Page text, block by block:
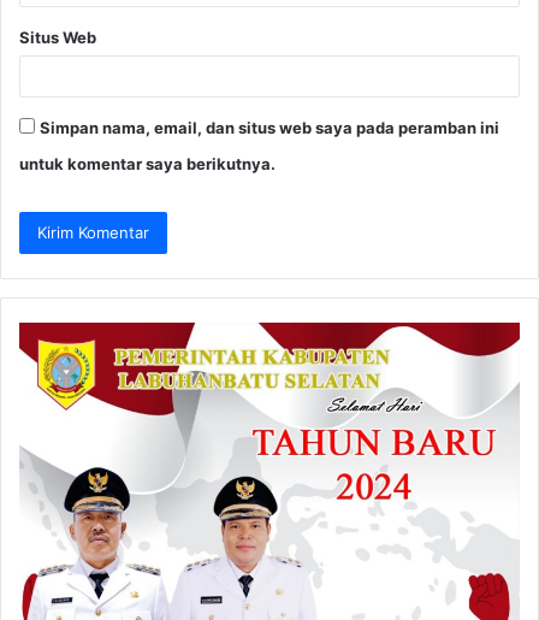
Situs Web
Simpan nama, email, dan situs web saya pada peramban ini
untuk komentar saya berikutnya.